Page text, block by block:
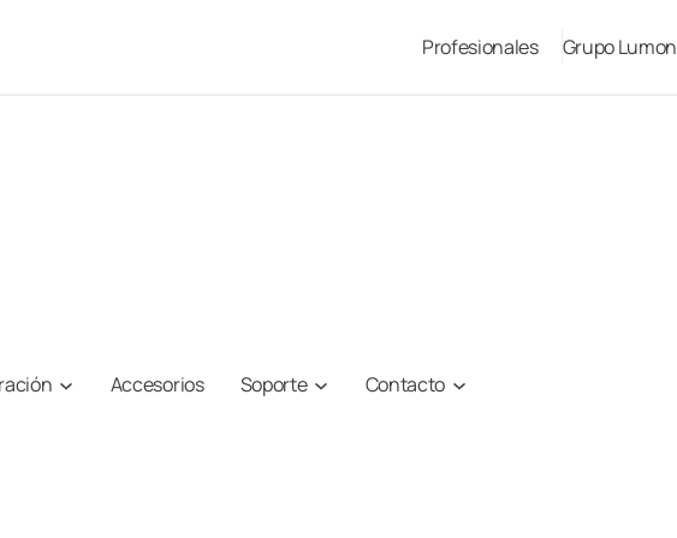
Profesionales Grupo Lumon
Accesorios Soporte Contacto